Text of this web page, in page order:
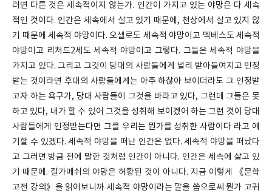
러면 다른 것은 세속적이지 않는가. 인간이 가지고 있는 야망은 다 세속
적인 것이다. 인간은 세속에서 살고 있기 때문에, 천상에서 살고 있지 않
기 때문에 세속적 야망이다. 오셀로도 세속적 야망이고 멕베스도 세속적
야망이고 리처드2세도 세속적 야망이고 그렇다. 그들은 세속적 야망을
가지고 있다. 그리고 그것이 당대의 사람들에게 널리 받아들여지고 인정
받는 것이라면 후대의 사람들에게는 아주 하찮아 보이더라도 그 인정받
고자 하는 욕구가, 당대 사람들이 그것을 바라고 있다, 그런데 그들은 못
하고 있다, 내가 할 수 있어 그것을 성취해 보이겠어 하는 그런 것이 당대
사람들에게 인정받는다면 그를 우리는 뭔가를 성취한 사람이다 라고 얘
기할 수 있겠다. 세속적 야망을 떠난 인간은 없다. 세속적 야망을 떠났다
고 그러면 방금 전에 말한 것처럼 인간이 아니다. 인간은 세속에 살고 있
기 때문에. 길가메쉬의 야망은 허황된 것이 아니다. 지금 이렇게 《문학
고전 강의》을 읽어보니까 세속적 야망이라는 말을 씀으로써 뭔가 고귀